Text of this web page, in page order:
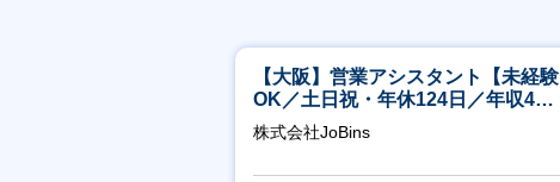
【大阪】営業アシスタント【未経験
OK／土日祝・年休124日／年収400
万～／転勤なし】
株式会社JoBins